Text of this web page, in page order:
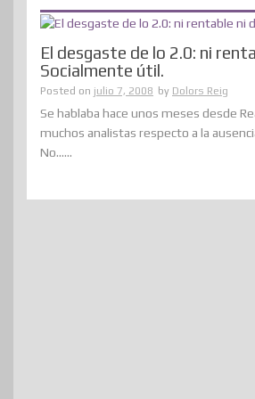
El desgaste de lo 2.0: ni
Socialmente útil.
Posted on julio 7, 2008 by Dolors Reig
Se hablaba hace unos meses desde
muchos analistas respecto a la
No......